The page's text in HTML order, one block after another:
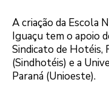
A criação da Escola
Iguaçu tem o apoio
Sindicato de Hotéis,
(Sindhotéis) e a
Paraná (Unioeste).